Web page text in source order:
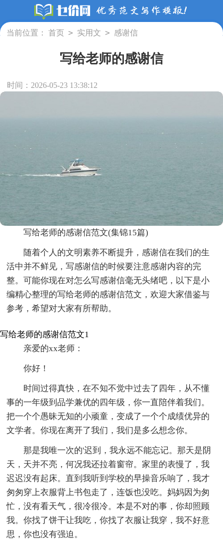
当前位置： 首页 > 实用文 > 感谢信
写给老师的感谢信
时间：2026-05-23 13:38:12
写给老师的感谢信范文(集锦15篇)
随着个人的文明素养不断提升，感谢信在我们的生
活中并不鲜见，写感谢信的时候要注意感谢内容的完
整。可能你现在对怎么写感谢信毫无头绪吧，以下是小
编精心整理的写给老师的感谢信范文，欢迎大家借鉴与
参考，希望对大家有所帮助。
写给老师的感谢信范文1
亲爱的xx老师：
你好！
时间过得真快，在不知不觉中过去了四年，从不懂
事的一年级到品学兼优的四年级，你一直陪伴着我们。
把一个个愚昧无知的小顽童，变成了一个个成绩优异的
文学者。你现在离开了我们，我们是多么想念你。
那是我唯一次的'迟到，我永远不能忘记。那天是阴
天，天并不亮，何况我还拉着窗帘。家里的表慢了，我
迟迟没有起床。直到我听到学校的早操音乐响了，我才
匆匆穿上衣服背上书包走了，连饭也没吃。妈妈因为匆
忙，没有看天气，很冷很冷。本是不对的事，你却照顾
我。你找了饼干让我吃，你找了衣服让我穿，我不好意
思，你也没有强迫。